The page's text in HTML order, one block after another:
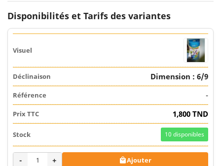
Disponibilités et Tarifs des variantes
Dimension : 6/9
-
1,800 TND
10 disponibles
- + Ajouter